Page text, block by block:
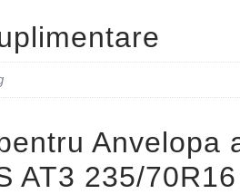
Anvelopa
AT3 235/